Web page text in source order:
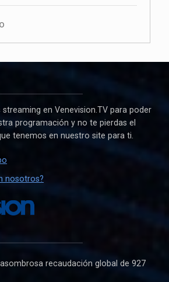
en Venevision.TV para poder
programación y no te pierdas el
tenemos en nuestro site para ti.
nosotros?
recaudación global de 927